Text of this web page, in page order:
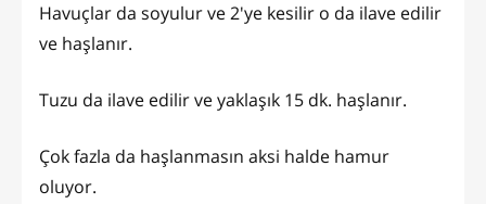
Havuçlar da soyulur ve 2'ye kesilir o da ilave edilir
ve haşlanır.
Tuzu da ilave edilir ve yaklaşık 15 dk. haşlanır.
Çok fazla da haşlanmasın aksi halde hamur
oluyor.